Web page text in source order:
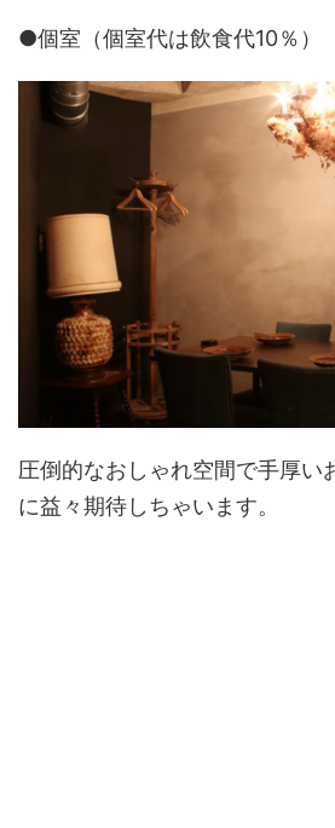
●個室（個室代は飲食代10％）
圧倒的なおしゃれ空間で手厚い
に益々期待しちゃいます。